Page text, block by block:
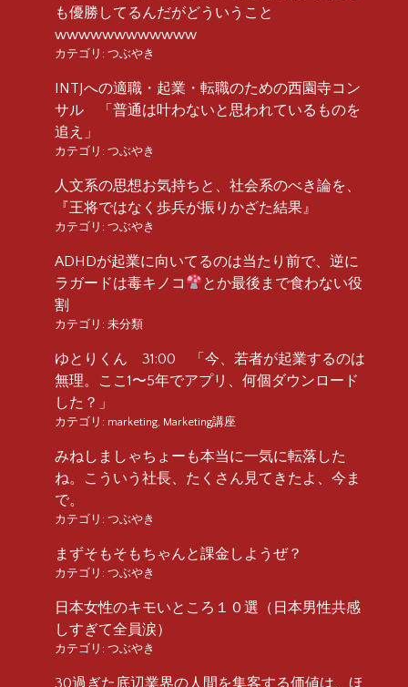
も優勝してるんだがどういうこと
wwwwwwwwwwww
カテゴリ: つぶやき
INTJへの適職・起業・転職のための西園寺コン
サル 「普通は叶わないと思われているものを
追え」
カテゴリ: つぶやき
人文系の思想お気持ちと、社会系のべき論を、
『王将ではなく歩兵が振りかざた結果』
カテゴリ: つぶやき
ADHDが起業に向いてるのは当たり前で、逆に
ラガードは毒キノコ
とか最後まで食わない役
割
カテゴリ: 未分類
ゆとりくん 31:00 「今、若者が起業するのは
無理。ここ1〜5年でアプリ、何個ダウンロード
した？」
カテゴリ: marketing Marketing講座
みねしましゃちょーも本当に一気に転落した
ね。こういう社長、たくさん見てきたよ、今ま
で。
カテゴリ: つぶやき
まずそもそもちゃんと課金しようぜ？
カテゴリ: つぶやき
日本女性のキモいところ１０選（日本男性共感
しすぎて全員涙）
カテゴリ: つぶやき
30過ぎた底辺業界の人間を集客する価値は、ほ